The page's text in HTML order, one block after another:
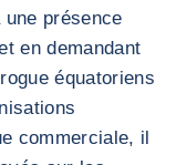
présence
en demandant
équatoriens
commerciale, il